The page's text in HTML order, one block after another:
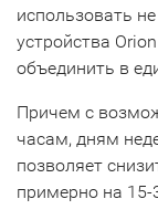
использовать
устройства
объединить в
Причем с
часам, дням
позволяет
примерно на 15-